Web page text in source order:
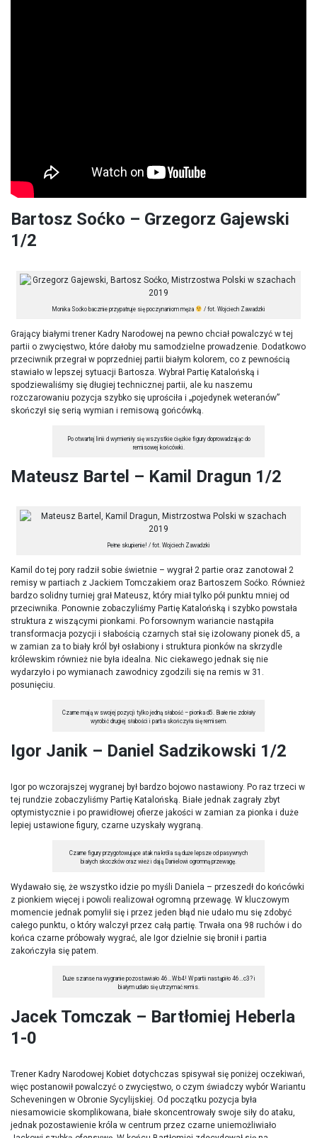
Bartosz Soćko – Grzegorz Gajewski
1/2
Monika Soćko bacznie przypatruje się poczynaniom męża / fot. Wojciech Zawadzki
Grający białymi trener Kadry Narodowej na pewno chciał powalczyć w tej
partii o zwycięstwo, które dałoby mu samodzielne prowadzenie. Dodatkowo
przeciwnik przegrał w poprzedniej partii białym kolorem, co z pewnością
stawiało w lepszej sytuacji Bartosza. Wybrał Partię Katalońską i
spodziewaliśmy się długiej technicznej partii, ale ku naszemu
rozczarowaniu pozycja szybko się uprościła i „pojedynek weteranów”
skończył się serią wymian i remisową gońcówką.
Po otwartej linii d wymieniły się wszystkie ciężkie figury doprowadzając do
remisowej końcówki.
Mateusz Bartel – Kamil Dragun 1/2
Pełne skupienie! / fot. Wojciech Zawadzki
Kamil do tej pory radził sobie świetnie – wygrał 2 partie oraz zanotował 2
remisy w partiach z Jackiem Tomczakiem oraz Bartoszem Soćko. Również
bardzo solidny turniej grał Mateusz, który miał tylko pół punktu mniej od
przeciwnika. Ponownie zobaczyliśmy Partię Katalońską i szybko powstała
struktura z wiszącymi pionkami. Po forsownym wariancie nastąpiła
transformacja pozycji i słabością czarnych stał się izolowany pionek d5, a
w zamian za to biały król był osłabiony i struktura pionków na skrzydle
królewskim również nie była idealna. Nic ciekawego jednak się nie
wydarzyło i po wymianach zawodnicy zgodzili się na remis w 31.
posunięciu.
Czarne mają w swojej pozycji tylko jedną słabość – pionka d5. Białe nie zdołały
wyrobić drugiej słabości i partia skończyła się remisem.
Igor Janik – Daniel Sadzikowski 1/2
Igor po wczorajszej wygranej był bardzo bojowo nastawiony. Po raz trzeci w
tej rundzie zobaczyliśmy Partię Katalońską. Białe jednak zagrały zbyt
optymistycznie i po prawidłowej ofierze jakości w zamian za pionka i duże
lepiej ustawione figury, czarne uzyskały wygraną.
Czarne figury przygotowujące atak na króla są duże lepsze od pasywnych
białych skoczków oraz wież i dają Danielowi ogromną przewagę.
Wydawało się, że wszystko idzie po myśli Daniela – przeszedł do końcówki
z pionkiem więcej i powoli realizował ogromną przewagę. W kluczowym
momencie jednak pomylił się i przez jeden błąd nie udało mu się zdobyć
całego punktu, o który walczył przez całą partię. Trwała ona 98 ruchów i do
końca czarne próbowały wygrać, ale Igor dzielnie się bronił i partia
zakończyła się patem.
Duże szanse na wygranie pozostawiało 46…W:b4! W partii nastąpiło 46…c3? i
białym udało się utrzymać remis.
Jacek Tomczak – Bartłomiej Heberla
1-0
Trener Kadry Narodowej Kobiet dotychczas spisywał się poniżej oczekiwań,
więc postanowił powalczyć o zwycięstwo, o czym świadczy wybór Wariantu
Scheveningen w Obronie Sycylijskiej. Od początku pozycja była
niesamowicie skomplikowana, białe skoncentrowały swoje siły do ataku,
jednak pozostawienie króla w centrum przez czarne uniemożliwiało